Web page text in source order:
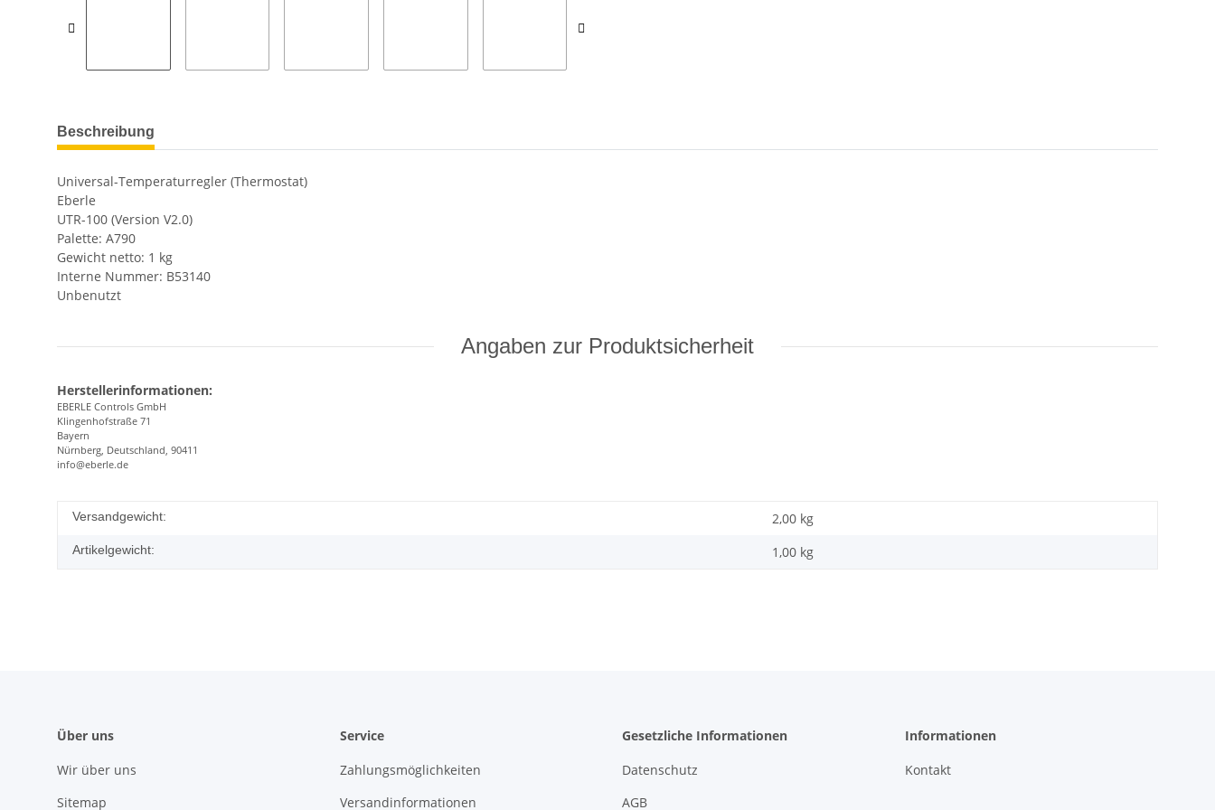
Beschreibung
Universal-Temperaturregler (Thermostat)
Eberle
UTR-100 (Version V2.0)
Palette: A790
Gewicht netto: 1 kg
Interne Nummer: B53140
Unbenutzt
Angaben zur Produktsicherheit
Herstellerinformationen:
EBERLE Controls GmbH
Klingenhofstraße 71
Bayern
Nürnberg, Deutschland, 90411
info@eberle.de
Versandgewicht: 2,00 kg
Artikelgewicht: 1,00 kg
Über uns
Wir über uns
Sitemap
Service
Zahlungsmöglichkeiten
Versandinformationen
Gesetzliche Informationen
Datenschutz
AGB
Informationen
Kontakt